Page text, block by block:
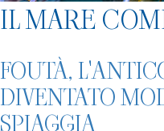
IL MARE
FOUTÀ,
DIVENTATO
SPIAGGIA